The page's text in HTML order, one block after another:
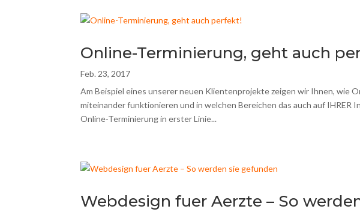
Online-Terminierung, geht auch
Feb. 23, 2017
Am Beispiel eines unserer neuen Klientenprojekte zeigen wir Ihnen, wie
miteinander funktionieren und in welchen Bereichen das auch auf
Online-Terminierung in erster Linie...
Webdesign fuer Aerzte – So